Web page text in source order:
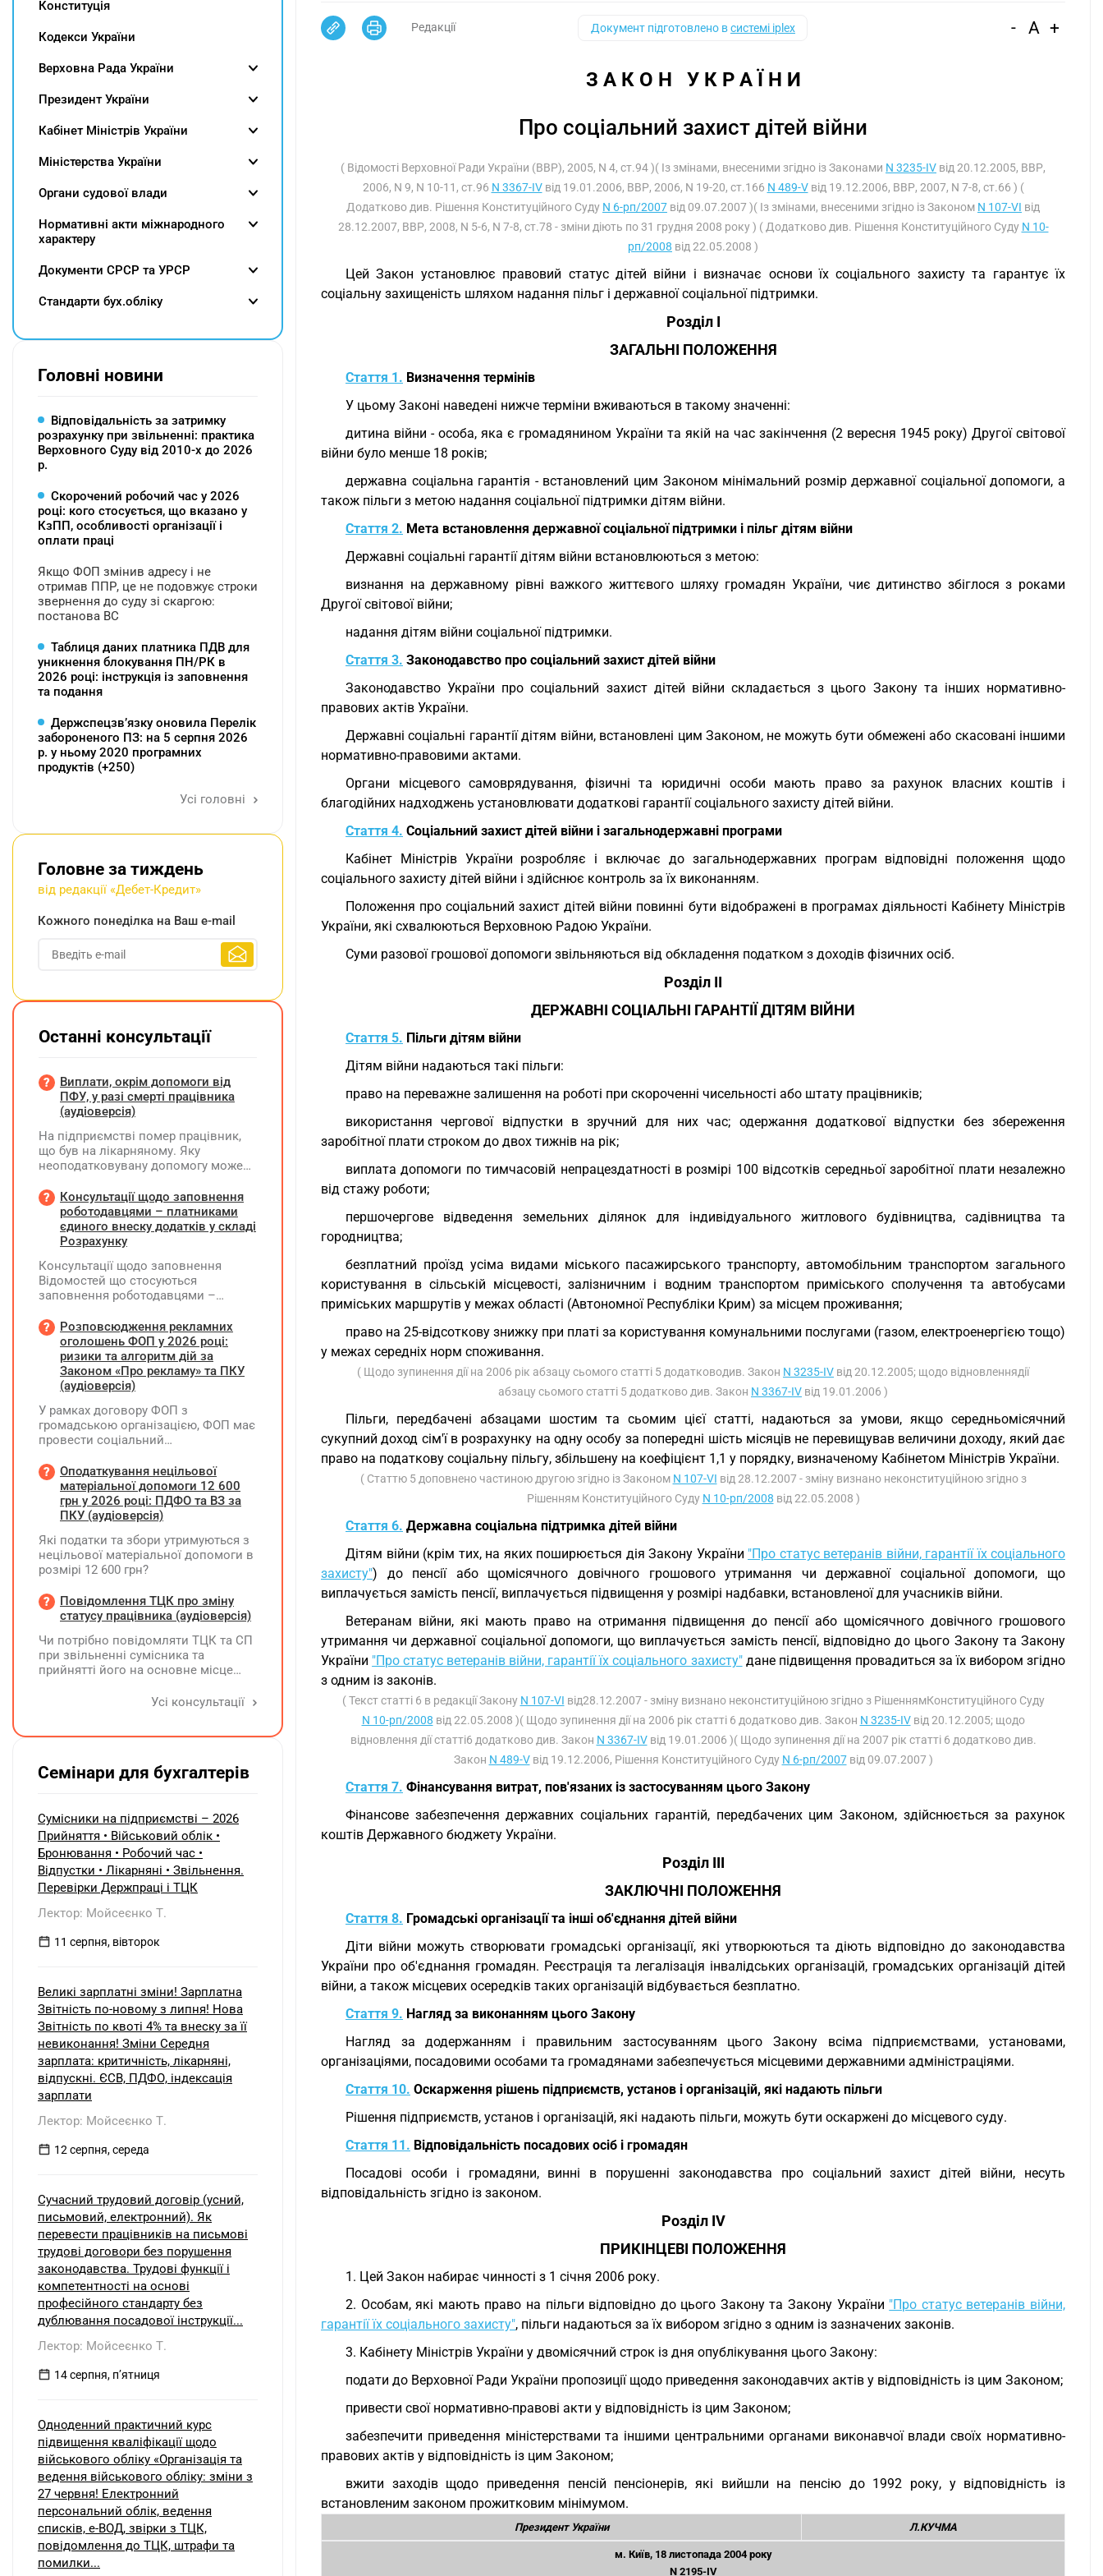
Редакції Документ підготовлено всистемі iplex - A +
З А К О Н   У К Р А Ї Н И
Про соціальний захист дітей війни
( Відомості Верховної Ради України (ВВР), 2005, N 4, ст.94 )( Із змінами, внесеними згідно із Законами N 3235-IV від 20.12.2005, ВВР,
2006, N 9, N 10-11, ст.96 N 3367-IVвід 19.01.2006, ВВР, 2006, N 19-20, ст.166 N 489-Vвід 19.12.2006, ВВР, 2007, N 7-8, ст.66 ) (
Додатково див. Рішення Конституційного Суду N 6-рп/2007 від 09.07.2007 )( Із змінами, внесеними згідно із Законом N 107-VI від
28.12.2007, ВВР, 2008, N 5-6, N 7-8, ст.78 - зміни діють по 31 грудня 2008 року ) ( Додатково див. Рішення Конституційного Суду N 10-
рп/2008 від 22.05.2008 )
Цей Закон установлює правовий статус дітей війни і визначає основи їх соціального захисту та гарантує їх
соціальну захищеність шляхом надання пільг і державної соціальної підтримки.
Розділ I
ЗАГАЛЬНІ ПОЛОЖЕННЯ
Стаття 1. Визначення термінів
У цьому Законі наведені нижче терміни вживаються в такому значенні:
дитина війни - особа, яка є громадянином України та якій на час закінчення (2 вересня 1945 року) Другої світової
війни було менше 18 років;
державна соціальна гарантія - встановлений цим Законом мінімальний розмір державної соціальної допомоги, а
також пільги з метою надання соціальної підтримки дітям війни.
Стаття 2. Мета встановлення державної соціальної підтримки і пільг дітям війни
Державні соціальні гарантії дітям війни встановлюються з метою:
визнання на державному рівні важкого життєвого шляху громадян України, чиє дитинство збіглося з роками
Другої світової війни;
надання дітям війни соціальної підтримки.
Стаття 3. Законодавство про соціальний захист дітей війни
Законодавство України про соціальний захист дітей війни складається з цього Закону та інших нормативно-
правових актів України.
Державні соціальні гарантії дітям війни, встановлені цим Законом, не можуть бути обмежені або скасовані іншими
нормативно-правовими актами.
Органи місцевого самоврядування, фізичні та юридичні особи мають право за рахунок власних коштів і
благодійних надходжень установлювати додаткові гарантії соціального захисту дітей війни.
Стаття 4. Соціальний захист дітей війни і загальнодержавні програми
Кабінет Міністрів України розробляє і включає до загальнодержавних програм відповідні положення щодо
соціального захисту дітей війни і здійснює контроль за їх виконанням.
Положення про соціальний захист дітей війни повинні бути відображені в програмах діяльності Кабінету Міністрів
України, які схвалюються Верховною Радою України.
Суми разової грошової допомоги звільняються від обкладення податком з доходів фізичних осіб.
Розділ II
ДЕРЖАВНІ СОЦІАЛЬНІ ГАРАНТІЇ ДІТЯМ ВІЙНИ
Стаття 5. Пільги дітям війни
Дітям війни надаються такі пільги:
право на переважне залишення на роботі при скороченні чисельності або штату працівників;
використання чергової відпустки в зручний для них час; одержання додаткової відпустки без збереження
заробітної плати строком до двох тижнів на рік;
виплата допомоги по тимчасовій непрацездатності в розмірі 100 відсотків середньої заробітної плати незалежно
від стажу роботи;
першочергове відведення земельних ділянок для індивідуального житлового будівництва, садівництва та
городництва;
безплатний проїзд усіма видами міського пасажирського транспорту, автомобільним транспортом загального
користування в сільській місцевості, залізничним і водним транспортом приміського сполучення та автобусами
приміських маршрутів у межах області (Автономної Республіки Крим) за місцем проживання;
право на 25-відсоткову знижку при платі за користування комунальними послугами (газом, електроенергією тощо)
у межах середніх норм споживання.
( Щодо зупинення дії на 2006 рік абзацу сьомого статті 5 додатководив. Закон N 3235-IV від 20.12.2005; щодо відновленнядії
абзацу сьомого статті 5 додатково див. Закон N 3367-IV від 19.01.2006 )
Пільги, передбачені абзацами шостим та сьомим цієї статті, надаються за умови, якщо середньомісячний
сукупний доход сім'ї в розрахунку на одну особу за попередні шість місяців не перевищував величини доходу, який дає
право на податкову соціальну пільгу, збільшену на коефіцієнт 1,1 у порядку, визначеному Кабінетом Міністрів України.
( Статтю 5 доповнено частиною другою згідно із Законом N 107-VI від 28.12.2007 - зміну визнано неконституційною згідно з
Рішенням Конституційного Суду N 10-рп/2008 від 22.05.2008 )
Стаття 6. Державна соціальна підтримка дітей війни
Дітям війни (крім тих, на яких поширюється дія Закону України "Про статус ветеранів війни, гарантії їх соціального
захисту") до пенсії або щомісячного довічного грошового утримання чи державної соціальної допомоги, що
виплачується замість пенсії, виплачується підвищення у розмірі надбавки, встановленої для учасників війни.
Ветеранам війни, які мають право на отримання підвищення до пенсії або щомісячного довічного грошового
утримання чи державної соціальної допомоги, що виплачується замість пенсії, відповідно до цього Закону та Закону
України "Про статус ветеранів війни, гарантії їх соціального захисту"дане підвищення провадиться за їх вибором згідно
з одним із законів.
( Текст статті 6 в редакції Закону N 107-VI від28.12.2007 - зміну визнано неконституційною згідно з РішеннямКонституційного Суду
N 10-рп/2008 від 22.05.2008 )( Щодо зупинення дії на 2006 рік статті 6 додатково див. Закон N 3235-IVвід 20.12.2005; щодо
відновлення дії статті6 додатково див. Закон N 3367-IVвід 19.01.2006 )( Щодо зупинення дії на 2007 рік статті 6 додатково див.
Закон N 489-Vвід 19.12.2006, Рішення Конституційного Суду N 6-рп/2007від 09.07.2007 )
Стаття 7. Фінансування витрат, пов'язаних із застосуванням цього Закону
Фінансове забезпечення державних соціальних гарантій, передбачених цим Законом, здійснюється за рахунок
коштів Державного бюджету України.
Розділ III
ЗАКЛЮЧНІ ПОЛОЖЕННЯ
Стаття 8. Громадські організації та інші об'єднання дітей війни
Діти війни можуть створювати громадські організації, які утворюються та діють відповідно до законодавства
України про об'єднання громадян. Реєстрація та легалізація інвалідських організацій, громадських організацій дітей
війни, а також місцевих осередків таких організацій відбувається безплатно.
Стаття 9. Нагляд за виконанням цього Закону
Нагляд за додержанням і правильним застосуванням цього Закону всіма підприємствами, установами,
організаціями, посадовими особами та громадянами забезпечується місцевими державними адміністраціями.
Стаття 10. Оскарження рішень підприємств, установ і організацій, які надають пільги
Рішення підприємств, установ і організацій, які надають пільги, можуть бути оскаржені до місцевого суду.
Стаття 11. Відповідальність посадових осіб і громадян
Посадові особи і громадяни, винні в порушенні законодавства про соціальний захист дітей війни, несуть
відповідальність згідно із законом.
Розділ IV
ПРИКІНЦЕВІ ПОЛОЖЕННЯ
1. Цей Закон набирає чинності з 1 січня 2006 року.
2. Особам, які мають право на пільги відповідно до цього Закону та Закону України "Про статус ветеранів війни,
гарантії їх соціального захисту", пільги надаються за їх вибором згідно з одним із зазначених законів.
3. Кабінету Міністрів України у двомісячний строк із дня опублікування цього Закону:
подати до Верховної Ради України пропозиції щодо приведення законодавчих актів у відповідність із цим Законом;
привести свої нормативно-правові акти у відповідність із цим Законом;
забезпечити приведення міністерствами та іншими центральними органами виконавчої влади своїх нормативно-
правових актів у відповідність із цим Законом;
вжити заходів щодо приведення пенсій пенсіонерів, які вийшли на пенсію до 1992 року, у відповідність із
встановленим законом прожитковим мінімумом.
Президент України Л.КУЧМА
м. Київ, 18 листопада 2004 року
N 2195-IV
Конституція
Кодекси України
Верховна Рада України
Президент України
Кабінет Міністрів України
Міністерства України
Органи судової влади
Нормативні акти міжнародного
характеру
Документи СРСР та УРСР
Cтандарти бух.обліку
Головні новини
Відповідальність за затримку
розрахунку при звільненні: практика
Верховного Суду від 2010-х до 2026
р.
Скорочений робочий час у 2026
році: кого стосується, що вказано у
КзПП, особливості організації і
оплати праці
Якщо ФОП змінив адресу і не
отримав ППР, це не подовжує строки
звернення до суду зі скаргою:
постанова ВС
Таблиця даних платника ПДВ для
уникнення блокування ПН/РК в
2026 році: інструкція із заповнення
та подання
Держспецзв’язку оновила Перелік
забороненого ПЗ: на 5 серпня 2026
р. у ньому 2020 програмних
продуктів (+250)
Усі головні
Головне за тиждень
від редакції «Дебет-Кредит»
Кожного понеділка на Ваш e-mail
Останні консультації
Виплати, окрім допомоги від
ПФУ, у разі смерті працівника
(аудіоверсія)
На підприємстві помер працівник,
що був на лікарняному. Яку
неоподатковувану допомогу може
від ПФУ? Кому і як виплатити
лікарняні, що прийшли на рахунок
підприємства, та розрахункові
(компенсація за невикористані дні
Консультації щодо заповнення
роботодавцями – платниками
єдиного внеску додатків у складі
Розрахунку
Консультації щодо заповнення
Відомостей що стосуються
заповнення роботодавцями –
додатків Д1, Д2, Д3, Д5 та Д6 у складі
Розрахунку ЮО та додатків ФІЗ-Д1,
ФІЗ-Д5 та ФІЗ-Д6 у складі Розрахунку
ФОП/НПД, здійснює ПФУ
Розповсюдження рекламних
оголошень ФОП у 2026 році:
ризики та алгоритм дій за
Законом «Про рекламу» та ПКУ
(аудіоверсія)
У рамках договору ФОП з
громадською організацією, ФОП має
провести соціальний
Реєстрацію на цей захід ФОП
проводить через номер телефону,
який зазначено у листівках, які він
розклеїв на стовпах району та
для ГО по запиту на реєстрацію - це
фото цих рекламних об'яв. Чи
виникає у ФОПа зобов'язання по
Чи є будь які податкові наслідки по
розповсюдженню цих об'яв?
Оподаткування нецільової
матеріальної допомоги 12 600
грн у 2026 році: ПДФО та ВЗ за
ПКУ (аудіоверсія)
Які податки та збори утримуються з
нецільової матеріальної допомоги в
розмірі 12 600 грн?
Повідомлення ТЦК про зміну
статусу працівника (аудіоверсія)
Чи потрібно повідомляти ТЦК та СП
при звільненні сумісника та
прийнятті його на основне місце
Усі консультації
Семінари для бухгалтерів
Сумісники на підприємстві – 2026
Прийняття • Військовий облік •
Бронювання • Робочий час •
Відпустки • Лікарняні • Звільнення.
Перевірки Держпраці і ТЦК
Лектор: Мойсеєнко Т.
11 серпня, вівторок
Великі зарплатні зміни! Зарплатна
Звітність по-новому з липня! Нова
Звітність по квоті 4% та внеску за її
невиконання! Зміни Середня
зарплата: критичність, лікарняні,
відпускні. ЄСВ, ПДФО, індексація
зарплати
Лектор: Мойсеєнко Т.
12 серпня, середа
Сучасний трудовий договір (усний,
письмовий, електронний). Як
перевести працівників на письмові
трудові договори без порушення
законодавства. Трудові функції і
компетентності на основі
професійного стандарту без
дублювання посадової інструкції...
Лектор: Мойсеєнко Т.
14 серпня, пʼятниця
Одноденний практичний курс
підвищення кваліфікації щодо
військового обліку «Організація та
ведення військового обліку: зміни з
27 червня! Електронний
персональний облік, ведення
списків, е-ВОД, звірки з ТЦК,
повідомлення до ТЦК, штрафи та
помилки...